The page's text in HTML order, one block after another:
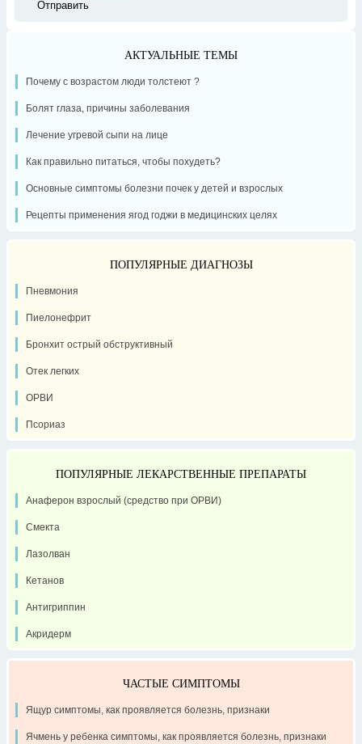
АКТУАЛЬНЫЕ ТЕМЫ
Почему с возрастом люди толстеют ?
Болят глаза, причины заболевания
Лечение угревой сыпи на лице
Как правильно питаться, чтобы похудеть?
Основные симптомы болезни почек у детей и взрослых
Рецепты применения ягод годжи в медицинских целях
ПОПУЛЯРНЫЕ ДИАГНОЗЫ
Пневмония
Пиелонефрит
Бронхит острый обструктивный
Отек легких
ОРВИ
Псориаз
ПОПУЛЯРНЫЕ ЛЕКАРСТВЕННЫЕ ПРЕПАРАТЫ
Анаферон взрослый (средство при ОРВИ)
Смекта
Лазолван
Кетанов
Антигриппин
Акридерм
ЧАСТЫЕ СИМПТОМЫ
Ящур симптомы, как проявляется болезнь, признаки
Ячмень у ребенка симптомы, как проявляется болезнь, признаки